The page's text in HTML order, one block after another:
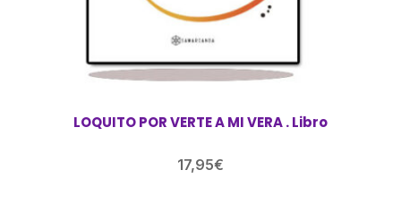
LOQUITO POR VERTE A MI VERA . Libro
17,95€